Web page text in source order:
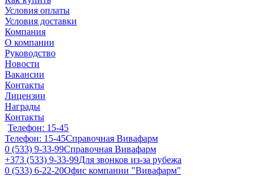
Условия оплаты
Условия доставки
Компания
О компании
Руководство
Новости
Вакансии
Контакты
Лицензии
Награды
Контакты
Телефон: 15-45
Телефон: 15-45Справочная Вивафарм
0 (533) 9-33-99Справочная Вивафарм
+373 (533) 9-33-99Для звонков из-за рубежа
0 (533) 6-22-20Офис компании "Вивафарм"